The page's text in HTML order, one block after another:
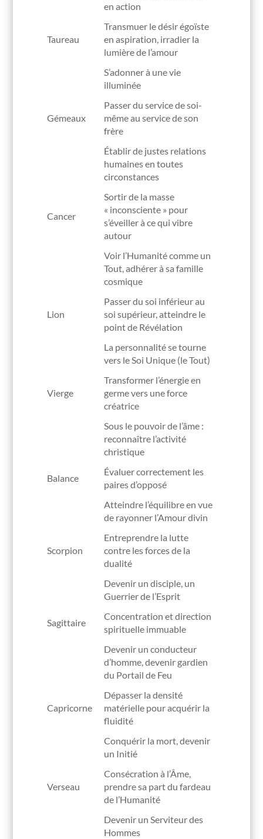
en action
Taureau
Transmuer le désir égoïste
en aspiration, irradier la
lumière de l’amour
S’adonner à une vie
illuminée
Gémeaux
Passer du service de soi-
même au service de son
frère
Établir de justes relations
humaines en toutes
circonstances
Cancer
Sortir de la masse
« inconsciente » pour
s’éveiller à ce qui vibre
autour
Voir l’Humanité comme un
Tout, adhérer à sa famille
cosmique
Lion
Passer du soi inférieur au
soi supérieur, atteindre le
point de Révélation
La personnalité se tourne
vers le Soi Unique (le Tout)
Vierge
Transformer l’énergie en
germe vers une force
créatrice
Sous le pouvoir de l’âme :
reconnaître l’activité
christique
Balance
Évaluer correctement les
paires d’opposé
Atteindre l’équilibre en vue
de rayonner l’Amour divin
Scorpion
Entreprendre la lutte
contre les forces de la
dualité
Devenir un disciple, un
Guerrier de l’Esprit
Sagittaire
Concentration et direction
spirituelle immuable
Devenir un conducteur
d’homme, devenir gardien
du Portail de Feu
Capricorne
Dépasser la densité
matérielle pour acquérir la
fluidité
Conquérir la mort, devenir
un Initié
Verseau
Consécration à l’Âme,
prendre sa part du fardeau
de l’Humanité
Devenir un Serviteur des
Hommes